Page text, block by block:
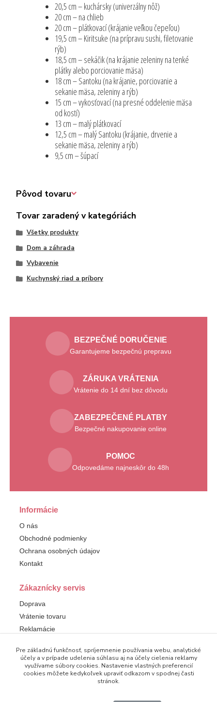
20,5 cm – kuchársky (univerzálny nôž)
20 cm – na chlieb
20 cm – plátkovací (krájanie veľkou čepeľou)
19,5 cm – Kiritsuke (na prípravu sushi, filetovanie
rýb)
18,5 cm – sekáčik (na krájanie zeleniny na tenké
plátky alebo porciovanie mäsa)
18 cm – Santoku (na krájanie, porciovanie a
sekanie mäsa, zeleniny a rýb)
15 cm – vykosťovací (na presné oddelenie mäsa
od kostí)
13 cm – malý plátkovací
12,5 cm – malý Santoku (krájanie, drvenie a
sekanie mäsa, zeleniny a rýb)
9,5 cm – šúpací
Pôvod tovaru
Tovar zaradený v kategóriách
Všetky produkty
Dom a záhrada
Vybavenie
Kuchynský riad a príbory
BEZPEČNÉ DORUČENIE
Garantujeme bezpečnú prepravu
ZÁRUKA VRÁTENIA
Vrátenie do 14 dní bez dôvodu
ZABEZPEČENÉ PLATBY
Bezpečné nakupovanie online
POMOC
Odpovedáme najneskôr do 48h
Informácie
O nás
Obchodné podmienky
Ochrana osobných údajov
Kontakt
Zákaznícky servis
Doprava
Vrátenie tovaru
Reklamácie
Sledujte nás
Facebook
Pre základnú funkčnosť, spríjemnenie používania webu, analytické
účely a v prípade udelenia súhlasu aj na účely cielenia reklamy
využívame súbory cookies. Nastavenie vlastných preferencií
cookies môžete kedykoľvek upraviť odkazom v spodnej časti
stránok.